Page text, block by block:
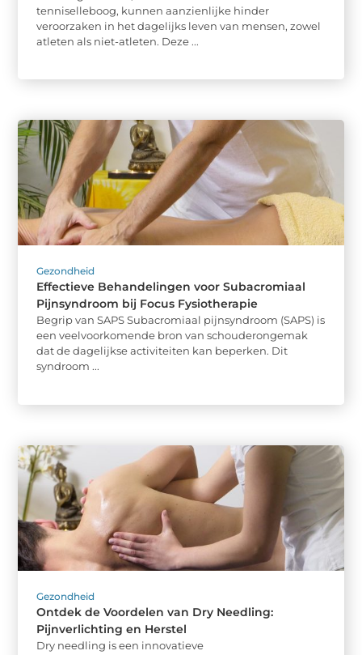
tenniselleboog, kunnen aanzienlijke hinder
veroorzaken in het dagelijks leven van mensen, zowel
atleten als niet-atleten. Deze ...
Gezondheid
Effectieve Behandelingen voor Subacromiaal
Pijnsyndroom bij Focus Fysiotherapie
Begrip van SAPS Subacromiaal pijnsyndroom (SAPS) is
een veelvoorkomende bron van schouderongemak
dat de dagelijkse activiteiten kan beperken. Dit
syndroom ...
Gezondheid
Ontdek de Voordelen van Dry Needling:
Pijnverlichting en Herstel
Dry needling is een innovatieve